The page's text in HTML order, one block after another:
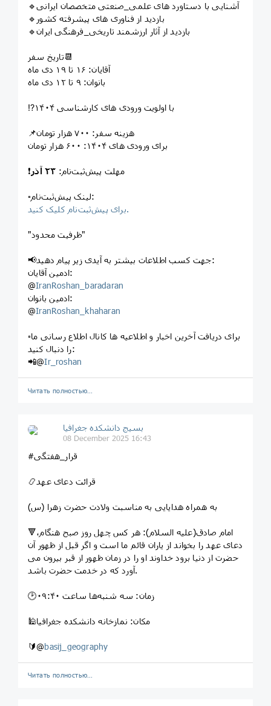
🔹آشنایی با دستاورد های علمی_صنعتی متخصصان ایرانی
🔹️بازدید از فناوری های پیشرفته کشور
🔹بازدید از آثار ارزشمند تاریخی_فرهنگی ایران
تاریخ سفر📆
آقایان: ۱۶ تا ۱۹ دی ماه
بانوان: ۹ تا ۱۲ دی ماه
⁉️با اولویت ورودی های کارشناسی ۱۴۰۴
📌هزینه سفر: ۷۰۰ هزار تومان
برای ورودی های ۱۴۰۴: ۶۰۰ هزار تومان
❗️مهلت پیش‌ثبت‌نام: ۲۳ آذر
▫️لینک پیش‌ثبت‌نام:
برای پیش‌ثبت‌نام کلیک کنید.
"ظرفیت محدود"
📢جهت کسب اطلاعات بیشتر به آیدی زیر پیام دهید:
ادمین آقایان:
@IranRoshan_baradaran
ادمین بانوان:
@IranRoshan_khaharan
▫️برای دریافت آخرین اخبار و اطلاعیه ها کانال اطلاع رسانی ما
را دنبال کنید:
📲@Ir_roshan
Читать полностью…
بسیج دانشکده‌ جغرافیا
08 December 2025 16:43
#قرار_هفتگی
📿قرائت دعای عهد
به همراه هدایایی به مناسبت ولادت حضرت زهرا (س)
🔻امام صادق(علیه السلام): هر کس چهل روز صبح هنگام،
دعاى عهد را بخواند از یاران قائم ما است و اگر قبل از ظهور آن
حضرت از دنیا برود خداوند او را در زمان ظهور از قبر بیرون مى
آورد که در خدمت حضرت باشد.
🕑زمان: سه شنبه‌ها ساعت ۰۹:۴۰
🕌مکان: نمازخانه دانشکده جغرافیا
🔰@basij_geography
Читать полностью…